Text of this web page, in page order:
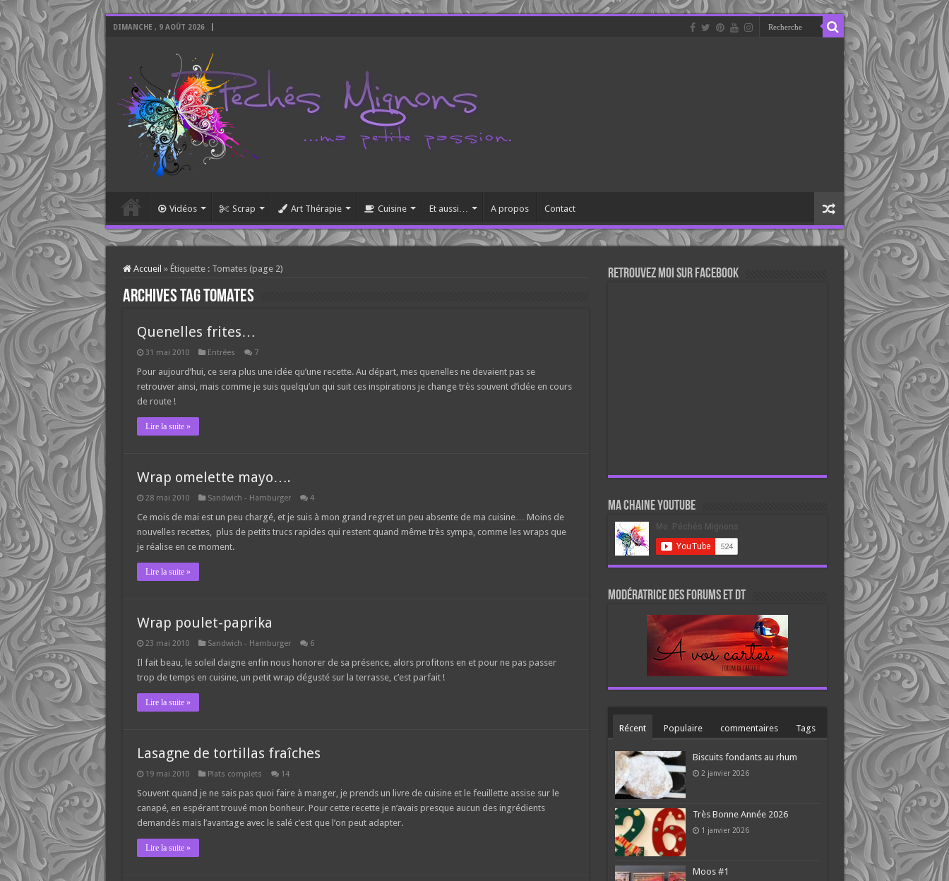
DIMANCHE , 9 AOÛT 2026
Vidéos Scrap Art Thérapie Cuisine Et aussi… A propos Contact
Accueil » Étiquette : Tomates(page 2)
Archives tagTomates
Quenelles frites…
31 mai 2010 Entrées 7
Pour aujourd’hui, ce sera plus une idée qu’une recette. Au départ, mes quenelles ne devaient pas se
retrouver ainsi, mais comme je suis quelqu’un qui suit ces inspirations je change très souvent d’idée en cours
de route !
Lire la suite »
Wrap omelette mayo….
28 mai 2010 Sandwich - Hamburger 4
Ce mois de mai est un peu chargé, et je suis à mon grand regret un peu absente de ma cuisine… Moins de
nouvelles recettes, plus de petits trucs rapides qui restent quand même très sympa, comme les wraps que
je réalise en ce moment.
Lire la suite »
Wrap poulet-paprika
23 mai 2010 Sandwich - Hamburger 6
Il fait beau, le soleil daigne enfin nous honorer de sa présence, alors profitons en et pour ne pas passer
trop de temps en cuisine, un petit wrap dégusté sur la terrasse, c’est parfait !
Lire la suite »
Lasagne de tortillas fraîches
19 mai 2010 Plats complets 14
Souvent quand je ne sais pas quoi faire à manger, je prends un livre de cuisine et le feuillette assise sur le
canapé, en espérant trouvé mon bonheur. Pour cette recette je n’avais presque aucun des ingrédients
demandés mais l’avantage avec le salé c’est que l’on peut adapter.
Lire la suite »
Retrouvez moi sur Facebook
Ma chaine Youtube
Modératrice des forums et DT
Récent Populaire commentaires Tags
Biscuits fondants au rhum
2 janvier 2026
Très Bonne Année 2026
1 janvier 2026
Moos #1